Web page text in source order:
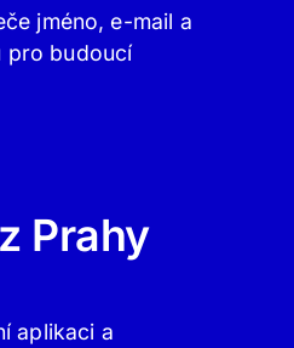
jméno, e-mail a
pro budoucí
Prahy
aplikaci a